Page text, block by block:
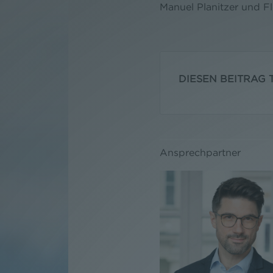
Manuel Planitzer und
DIESEN BEITRAG
Ansprechpartner